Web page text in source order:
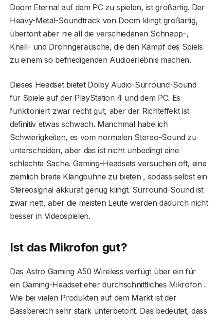
Doom Eternal auf dem PC zu spielen, ist großartig. Der
Heavy-Metal-Soundtrack von Doom klingt großartig,
übertönt aber nie all die verschiedenen Schnapp-,
Knall- und Dröhngeräusche, die den Kampf des Spiels
zu einem so befriedigenden Audioerlebnis machen.
Dieses Headset bietet Dolby Audio-Surround-Sound
für Spiele auf der PlayStation 4 und dem PC. Es
funktioniert zwar recht gut, aber der Richteffekt ist
definitiv etwas schwach. Manchmal habe ich
Schwierigkeiten, es vom normalen Stereo-Sound zu
unterscheiden, aber das ist nicht unbedingt eine
schlechte Sache. Gaming-Headsets versuchen oft, eine
ziemlich breite Klangbühne zu bieten , sodass selbst ein
Stereosignal akkurat genug klingt. Surround-Sound ist
zwar nett, aber die meisten Leute werden dadurch nicht
besser in Videospielen.
Ist das Mikrofon gut?
Das Astro Gaming A50 Wireless verfügt über ein für
ein Gaming-Headset eher durchschnittliches Mikrofon .
Wie bei vielen Produkten auf dem Markt ist der
Bassbereich sehr stark unterbetont. Das bedeutet, dass